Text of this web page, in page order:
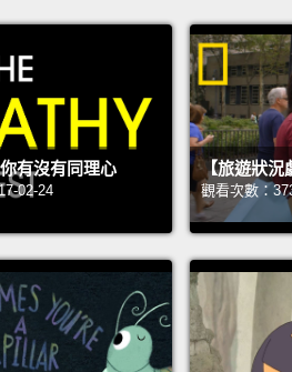
有沒有同理心
02-24
【旅遊狀況
觀看次數：